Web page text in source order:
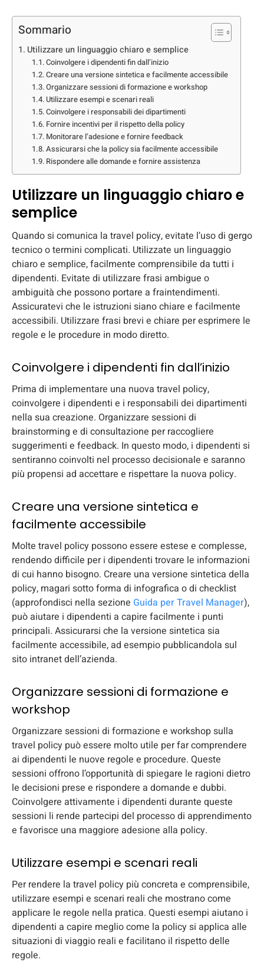
Sommario
Utilizzare un linguaggio chiaro e semplice
Coinvolgere i dipendenti fin dall’inizio
Creare una versione sintetica e facilmente accessibile
Organizzare sessioni di formazione e workshop
Utilizzare esempi e scenari reali
Coinvolgere i responsabili dei dipartimenti
Fornire incentivi per il rispetto della policy
Monitorare l’adesione e fornire feedback
Assicurarsi che la policy sia facilmente accessibile
Rispondere alle domande e fornire assistenza
Utilizzare un linguaggio chiaro e
semplice
Quando si comunica la travel policy, evitate l’uso di gergo
tecnico o termini complicati. Utilizzate un linguaggio
chiaro e semplice, facilmente comprensibile da tutti i
dipendenti. Evitate di utilizzare frasi ambigue o
ambiguità che possono portare a fraintendimenti.
Assicuratevi che le istruzioni siano chiare e facilmente
accessibili. Utilizzare frasi brevi e chiare per esprimere le
regole e le procedure in modo diretto.
Coinvolgere i dipendenti fin dall’inizio
Prima di implementare una nuova travel policy,
coinvolgere i dipendenti e i responsabili dei dipartimenti
nella sua creazione. Organizzare sessioni di
brainstorming e di consultazione per raccogliere
suggerimenti e feedback. In questo modo, i dipendenti si
sentiranno coinvolti nel processo decisionale e saranno
più propensi ad accettare e rispettare la nuova policy.
Creare una versione sintetica e
facilmente accessibile
Molte travel policy possono essere estese e complesse,
rendendo difficile per i dipendenti trovare le informazioni
di cui hanno bisogno. Creare una versione sintetica della
policy, magari sotto forma di infografica o di checklist
(approfondisci nella sezione Guida per Travel Manager),
può aiutare i dipendenti a capire facilmente i punti
principali. Assicurarsi che la versione sintetica sia
facilmente accessibile, ad esempio pubblicandola sul
sito intranet dell’azienda.
Organizzare sessioni di formazione e
workshop
Organizzare sessioni di formazione e workshop sulla
travel policy può essere molto utile per far comprendere
ai dipendenti le nuove regole e procedure. Queste
sessioni offrono l’opportunità di spiegare le ragioni dietro
le decisioni prese e rispondere a domande e dubbi.
Coinvolgere attivamente i dipendenti durante queste
sessioni li rende partecipi del processo di apprendimento
e favorisce una maggiore adesione alla policy.
Utilizzare esempi e scenari reali
Per rendere la travel policy più concreta e comprensibile,
utilizzare esempi e scenari reali che mostrano come
applicare le regole nella pratica. Questi esempi aiutano i
dipendenti a capire meglio come la policy si applica alle
situazioni di viaggio reali e facilitano il rispetto delle
regole.